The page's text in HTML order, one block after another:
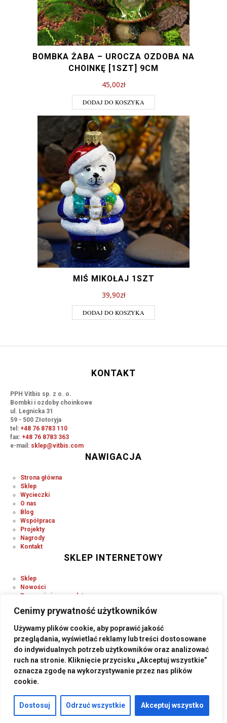
Cenimy prywatność użytkowników
Używamy plików cookie, aby poprawić jakość
przeglądania, wyświetlać reklamy lub treści dostosowane
do indywidualnych potrzeb użytkowników oraz analizować
ruch na stronie. Kliknięcie przycisku „Akceptuj wszystkie”
oznacza zgodę na wykorzystywanie przez nas plików
cookie.
Dostosuj Odrzuć wszystkie Akceptuj wszystko
BOMBKA ŻABA – UROCZA OZDOBA NA
CHOINKĘ [1SZT] 9CM
45,00zł
DODAJ DO KOSZYKA
MIŚ MIKOŁAJ 1SZT
39,90zł
DODAJ DO KOSZYKA
KONTAKT
PPH Vitbis sp. z o. o.
Bombki i ozdoby choinkowe
ul. Legnicka 31
59 - 500 Złotoryja
tel: +48 76 8783 110
fax: +48 76 8783 363
e-mail: sklep@vitbis.com
NAWIGACJA
Strona główna
Sklep
Wycieczki
O nas
Blog
Współpraca
Projekty
Nagrody
Kontakt
SKLEP INTERNETOWY
Sklep
Nowości
Promocje i wyprzedaże
Płatności
RODO
SOCIAL MEDIA